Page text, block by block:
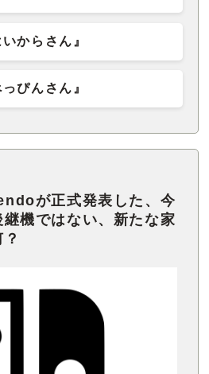
いからさん』
っぴんさん』
が正式発表した、今
継機ではない、新たな家